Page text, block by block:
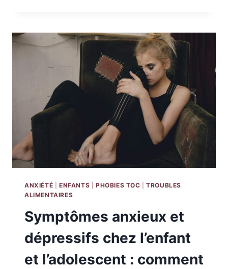
CONSULTER
ET
DANS
QUELLES
SITUATIONS
?
ANXIÉTÉ ENFANTS PHOBIES TOC |TROUBLES
ALIMENTAIRES
Symptômes anxieux et
dépressifs chez l’enfant
et l’adolescent : comment